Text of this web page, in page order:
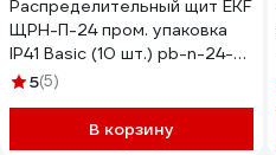
Распределительный щит EKF
ЩРН-П-24 пром. упаковка
IP41 Basic (10 шт.) pb-n-24-
bas
5(5)
В корзину